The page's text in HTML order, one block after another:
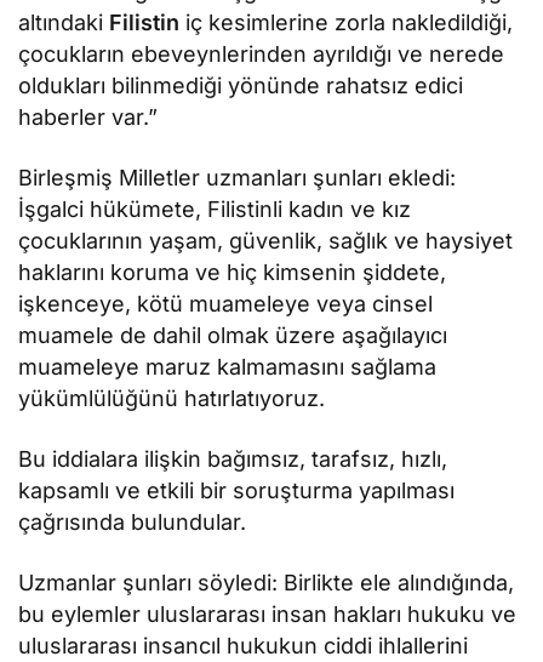
altındaki Filistin iç kesimlerine zorla nakledildiği,
çocukların ebeveynlerinden ayrıldığı ve nerede
oldukları bilinmediği yönünde rahatsız edici
haberler var.”
Birleşmiş Milletler uzmanları şunları ekledi:
İşgalci hükümete, Filistinli kadın ve kız
çocuklarının yaşam, güvenlik, sağlık ve haysiyet
haklarını koruma ve hiç kimsenin şiddete,
işkenceye, kötü muameleye veya cinsel
muamele de dahil olmak üzere aşağılayıcı
muameleye maruz kalmamasını sağlama
yükümlülüğünü hatırlatıyoruz.
Bu iddialara ilişkin bağımsız, tarafsız, hızlı,
kapsamlı ve etkili bir soruşturma yapılması
çağrısında bulundular.
Uzmanlar şunları söyledi: Birlikte ele alındığında,
bu eylemler uluslararası insan hakları hukuku ve
uluslararası insancıl hukukun ciddi ihlallerini